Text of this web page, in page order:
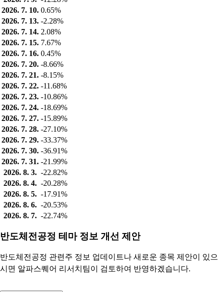
2026. 7. 10. 0.65%
2026. 7. 13. -2.28%
2026. 7. 14. 2.08%
2026. 7. 15. 7.67%
2026. 7. 16. 0.45%
2026. 7. 20. -8.66%
2026. 7. 21. -8.15%
2026. 7. 22. -11.68%
2026. 7. 23. -10.86%
2026. 7. 24. -18.69%
2026. 7. 27. -15.89%
2026. 7. 28. -27.10%
2026. 7. 29. -33.37%
2026. 7. 30. -36.91%
2026. 7. 31. -21.99%
2026. 8. 3. -22.82%
2026. 8. 4. -20.28%
2026. 8. 5. -17.91%
2026. 8. 6. -20.53%
2026. 8. 7. -22.74%
반도체전공정 테마 정보 개선 제안
반도체전공정 관련주 정보 업데이트나 새로운 종목 제안이 있으
시면 알파스퀘어 리서치팀이 검토하여 반영하겠습니다.